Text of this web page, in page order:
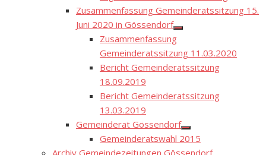
Zusammenfassung Gemeinderatssitzung 15.
Juni 2020 in Gössendorf
Show
menu
Zusammenfassung
Gemeinderatssitzung 11.03.2020
Bericht Gemeinderatssitzung
18.09.2019
Bericht Gemeinderatssitzung
13.03.2019
Gemeinderat Gössendorf
Show
sub
menu
Gemeinderatswahl 2015
Archiv Gemeindezeitungen Gössendorf